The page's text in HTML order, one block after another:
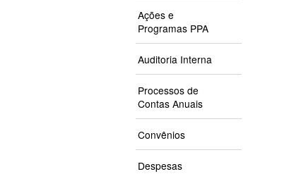
Ações e
Programas PPA
Auditoria Interna
Processos de
Contas Anuais
Convênios
Despesas